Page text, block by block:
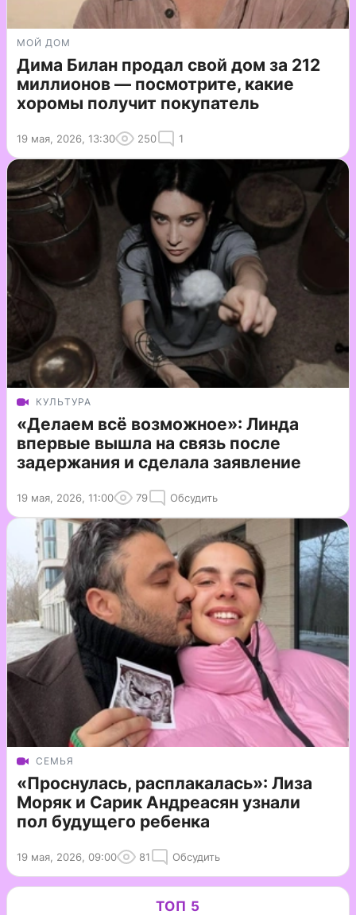
МОЙ ДОМ
Дима Билан продал свой дом за 212
миллионов — посмотрите, какие
хоромы получит покупатель
19 мая, 2026, 13:30 250 1
КУЛЬТУРА
«Делаем всё возможное»: Линда
впервые вышла на связь после
задержания и сделала заявление
19 мая, 2026, 11:00 79 Обсудить
СЕМЬЯ
«Проснулась, расплакалась»: Лиза
Моряк и Сарик Андреасян узнали
пол будущего ребенка
19 мая, 2026, 09:00 81 Обсудить
ТОП 5